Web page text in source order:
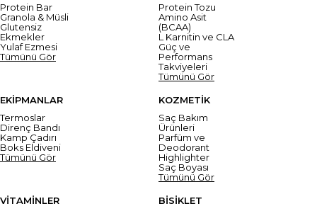
Protein Bar
Granola & Müsli
Glutensiz
Ekmekler
Yulaf Ezmesi
Tümünü Gör
Protein Tozu
Amino Asit
(BCAA)
L Karnitin ve CLA
Güç ve
Performans
Takviyeleri
Tümünü Gör
EKİPMANLAR
Termoslar
Direnç Bandı
Kamp Çadırı
Boks Eldiveni
Tümünü Gör
KOZMETİK
Saç Bakım
Ürünleri
Parfüm ve
Deodorant
Highlighter
Saç Boyası
Tümünü Gör
VİTAMİNLER
BİSİKLET